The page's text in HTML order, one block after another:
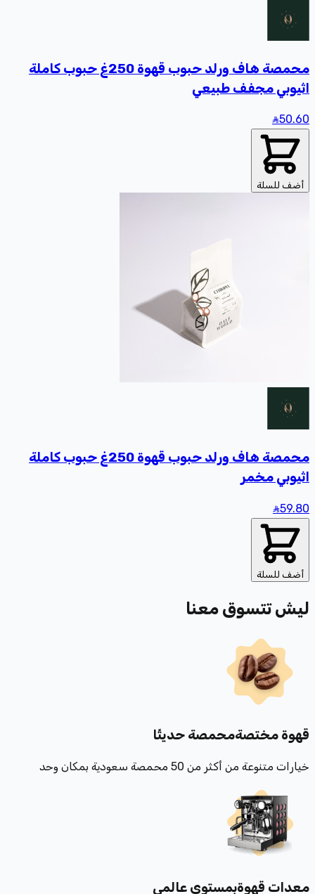
محمصة هاف ورلد حبوب قهوة 250غ حبوب كاملة
اثيوبي مجفف طبيعي
50.60
أضف للسلة
محمصة هاف ورلد حبوب قهوة 250غ حبوب كاملة
اثيوبي مخمر
59.80
أضف للسلة
ليش تتسوق معنا
قهوة مختصةمحمصة حديثًا
خيارات متنوعة من أكثر من 50 محمصة سعودية بمكان وحد
معدات قهوةبمستوى عالمي